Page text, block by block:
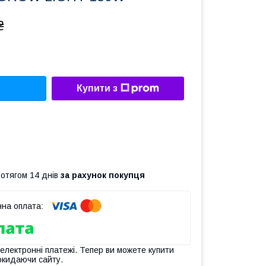
Купити з
14 днів за рахунок покупця
платежі. Тепер ви можете купити
сайту.